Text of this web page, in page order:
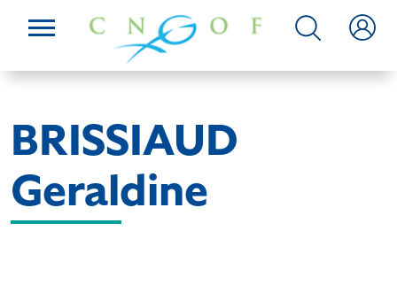
BRISSIAUD
Geraldine